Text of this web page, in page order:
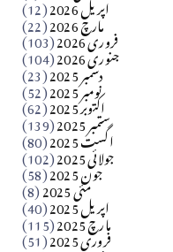
مارچ 2026 (22) فروری 2026 (103) جنوری 2026 (104) دسمبر 2025 (23) نومبر 2025 (52) اکتوبر 2025 (62) ستمبر 2025 (139) اگست 2025 (80) جولائی 2025 (102) جون 2025 (58) مئی 2025 (8) اپریل 2025 (40) مارچ 2025 (115) فروری 2025 (51)